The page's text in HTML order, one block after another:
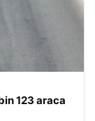
123 araca